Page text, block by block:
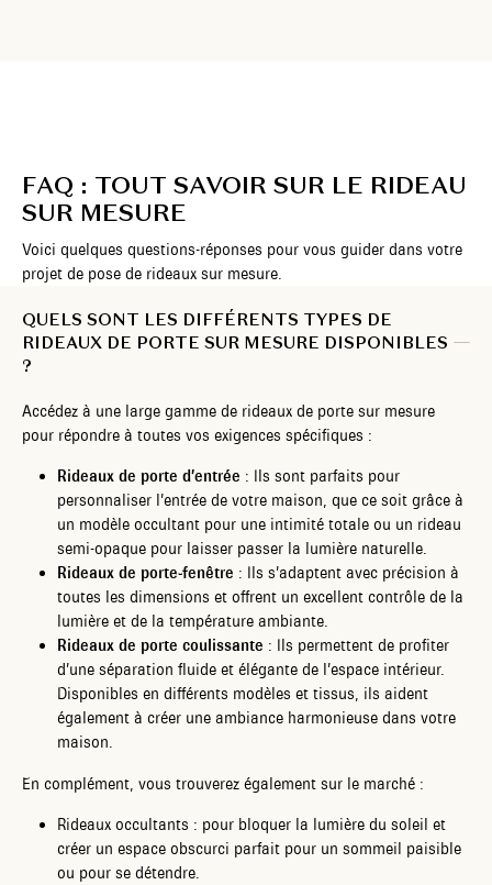
FAQ : TOUT SAVOIR SUR LE RIDEAU
SUR MESURE
Voici quelques questions-réponses pour vous guider dans votre
projet de pose de rideaux sur mesure.
QUELS SONT LES DIFFÉRENTS TYPES DE
RIDEAUX DE PORTE SUR MESURE DISPONIBLES
?
Accédez à une large gamme de rideaux de porte sur mesure
pour répondre à toutes vos exigences spécifiques :
Rideaux de porte d’entrée : Ils sont parfaits pour
personnaliser l’entrée de votre maison, que ce soit grâce à
un modèle occultant pour une intimité totale ou un rideau
semi-opaque pour laisser passer la lumière naturelle.
Rideaux de porte-fenêtre : Ils s’adaptent avec précision à
toutes les dimensions et offrent un excellent contrôle de la
lumière et de la température ambiante.
Rideaux de porte coulissante : Ils permettent de profiter
d’une séparation fluide et élégante de l’espace intérieur.
Disponibles en différents modèles et tissus, ils aident
également à créer une ambiance harmonieuse dans votre
maison.
En complément, vous trouverez également sur le marché :
Rideaux occultants : pour bloquer la lumière du soleil et
créer un espace obscurci parfait pour un sommeil paisible
ou pour se détendre.